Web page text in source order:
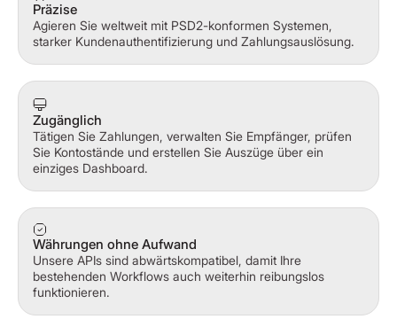
Präzise
Agieren Sie weltweit mit PSD2-konformen Systemen,
starker Kundenauthentifizierung und Zahlungsauslösung.
Zugänglich
Tätigen Sie Zahlungen, verwalten Sie Empfänger, prüfen
Sie Kontostände und erstellen Sie Auszüge über ein
einziges Dashboard.
Währungen ohne Aufwand
Unsere APIs sind abwärtskompatibel, damit Ihre
bestehenden Workflows auch weiterhin reibungslos
funktionieren.